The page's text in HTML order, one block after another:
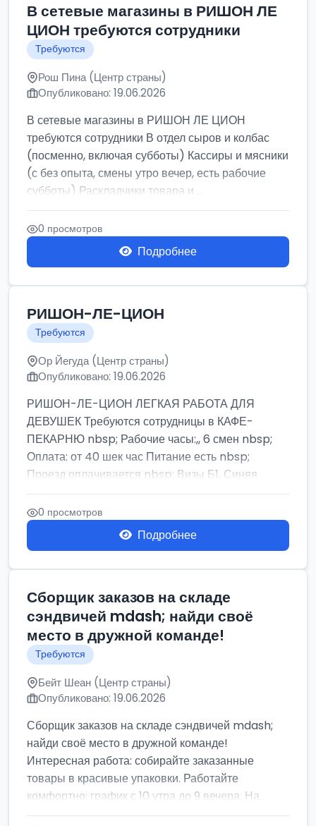
В сетевые магазины в РИШОН ЛЕ
ЦИОН требуются сотрудники
Требуются
Рош Пина (Центр страны)
Опубликовано: 19.06.2026
В сетевые магазины в РИШОН ЛЕ ЦИОН
требуются сотрудники В отдел сыров и колбас
(посменно, включая субботы) Кассиры и мясники
(с без опыта, смены утро вечер, есть рабочие
субботы) Раскладчики товара и ...
0 просмотров
Подробнее
РИШОН-ЛЕ-ЦИОН
Требуются
Ор Йегуда (Центр страны)
Опубликовано: 19.06.2026
РИШОН-ЛЕ-ЦИОН ЛЕГКАЯ РАБОТА ДЛЯ
ДЕВУШЕК Требуются сотрудницы в КАФЕ-
ПЕКАРНЮ nbsp; Рабочие часы:,, 6 смен nbsp;
Оплата: от 40 шек час Питание есть nbsp;
Проезд оплачивается nbsp; Визы Б1, Синяя
бумага,...
0 просмотров
Подробнее
Сборщик заказов на складе
сэндвичей mdash; найди своё
место в дружной команде!
Требуются
Бейт Шеан (Центр страны)
Опубликовано: 19.06.2026
Сборщик заказов на складе сэндвичей mdash;
найди своё место в дружной команде!
Интересная работа: собирайте заказанные
товары в красивые упаковки. Работайте
комфортно: график с 10 утра до 9 вечера. На...